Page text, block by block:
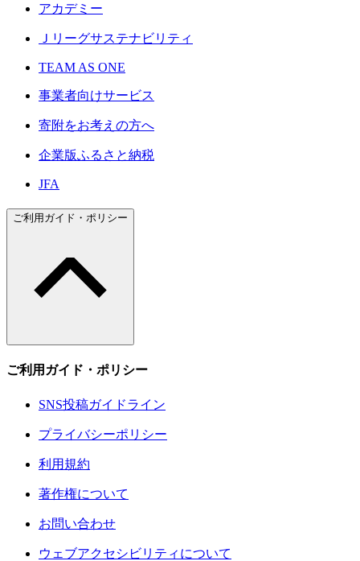
アカデミー
Ｊリーグサステナビリティ
TEAM AS ONE
事業者向けサービス
寄附をお考えの方へ
企業版ふるさと納税
JFA
ご利用ガイド・ポリシー
ご利用ガイド・ポリシー
SNS投稿ガイドライン
プライバシーポリシー
利用規約
著作権について
お問い合わせ
ウェブアクセシビリティについて